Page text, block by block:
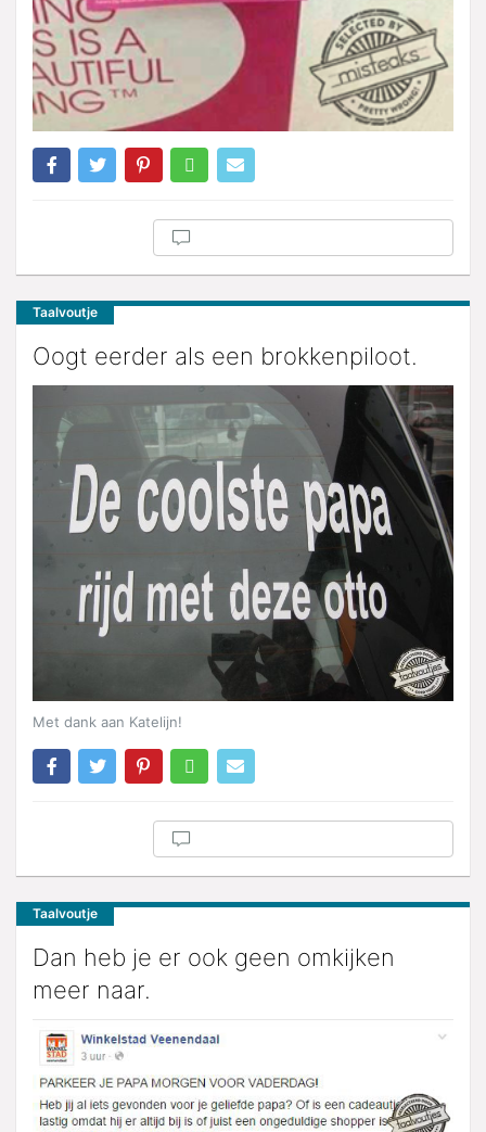
Taalvoutje
Oogt eerder als een brokkenpiloot.
Met dank aan Katelijn!
Taalvoutje
Dan heb je er ook geen omkijken
meer naar.